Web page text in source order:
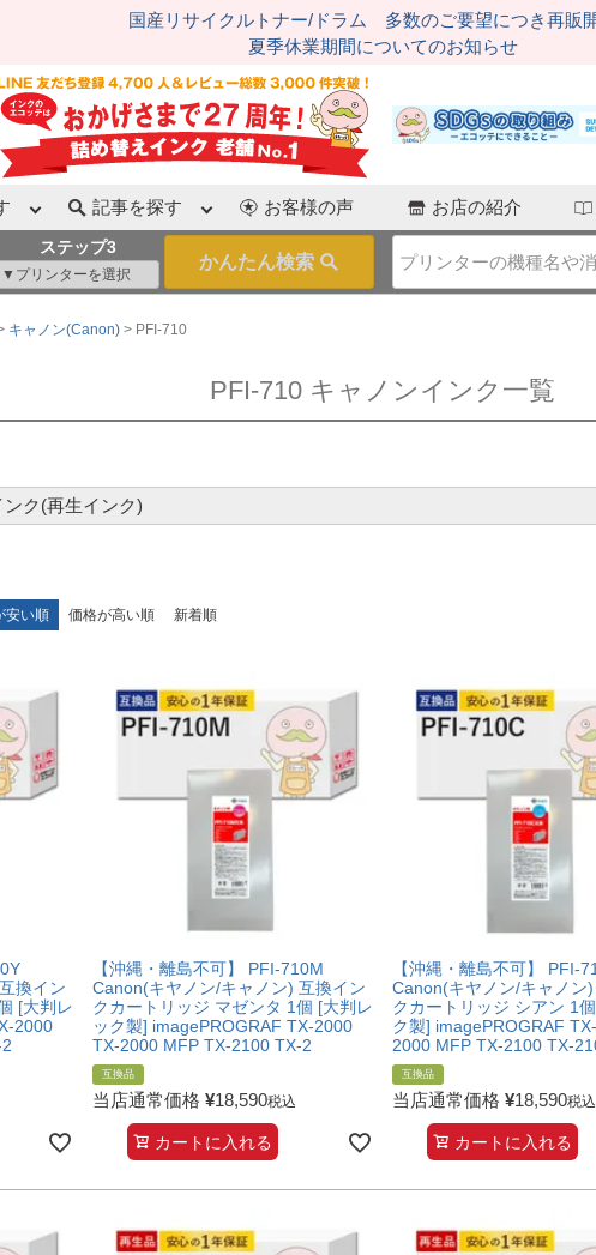
国産リサイクルトナー/ドラム 多数のご要望につき再販
夏季休業期間についてのお知らせ
記事を探す お客様の声 お店の紹介
ステップ3
キャノン(Canon) PFI-710
PFI-710 キャノンインク一覧
ク(再生インク)
安い順 価格が高い順 新着順
換イン
[大判レ
2000
【沖縄・離島不可】 PFI-710M
Canon(キヤノン/キャノン) 互換イン
クカートリッジ マゼンタ 1個 [大判レ
ック製] imagePROGRAF TX-2000
TX-2000 MFP TX-2100 TX-2
互換品
当店通常価格 ¥18,590税込
カートに入れる
【沖縄・離島不可】 PFI-
Canon(キヤノン/キャノン
クカートリッジ シアン 1
ク製] imagePROGRAF
2000 MFP TX-2100 TX-
互換品
当店通常価格 ¥18,590税込
カートに入れる